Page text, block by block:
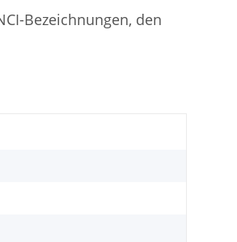
Bezeichnungen, den